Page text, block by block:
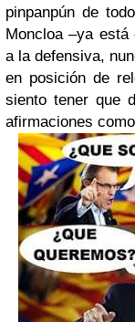
pinpanpún de
Moncloa –ya
a la defensiva,
en posición de
siento tener que
afirmaciones